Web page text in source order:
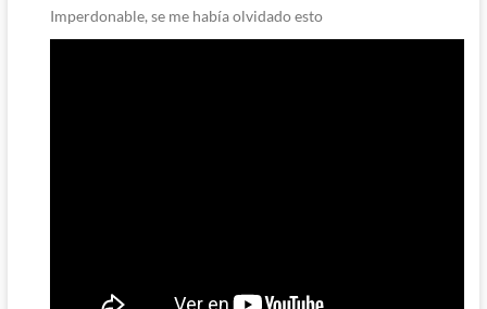
Imperdonable, se me había olvidado esto